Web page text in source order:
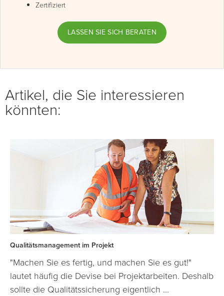
Zertifiziert
LASSEN SIE SICH BERATEN
Artikel, die Sie interessieren
könnten:
Qualitätsmanagement im Projekt
"Machen Sie es fertig, und machen Sie es gut!"
lautet häufig die Devise bei Projektarbeiten. Deshalb
sollte die Qualitätssicherung eigentlich ...